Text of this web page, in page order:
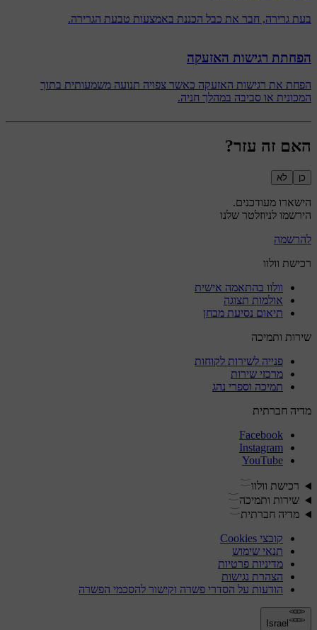
בעת גרירה, חבר את כבל הכננת באמצעות טבעת הגרירה.
הפחתת רגישות האזעקה
הפחת את רגישות האזעקה כאשר צפויה תנועה משמעותית בתוך
המכונית או סביבה במהלך חניה.
האם זה עזר?
כן לא